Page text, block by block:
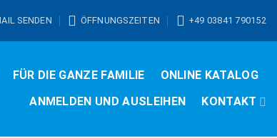
SENDEN ÖFFNUNGSZEITEN +49 03841 790152
FÜR DIE GANZE FAMILIE
ONLINE KATALOG
ANMELDEN UND AUSLEIHEN
KONTAKT